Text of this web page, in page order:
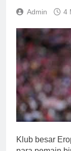
Admin 4
Klub besar